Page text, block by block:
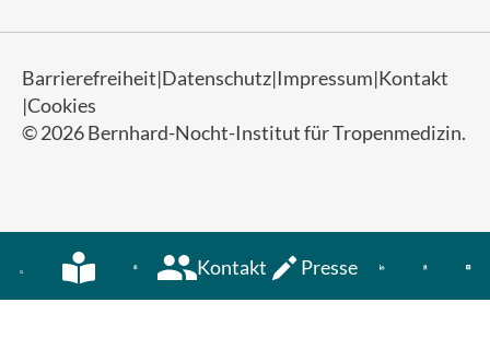
Kontakt Presse
© 2026 Bernhard-Nocht-Institut für Tropenmedizin.
Barrierefreiheit Datenschutz Impressum Kontakt
Cookies